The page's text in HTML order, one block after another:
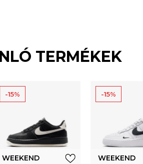
TERMÉKEK
-15%
WEEKEND
-15%
WEEKEND